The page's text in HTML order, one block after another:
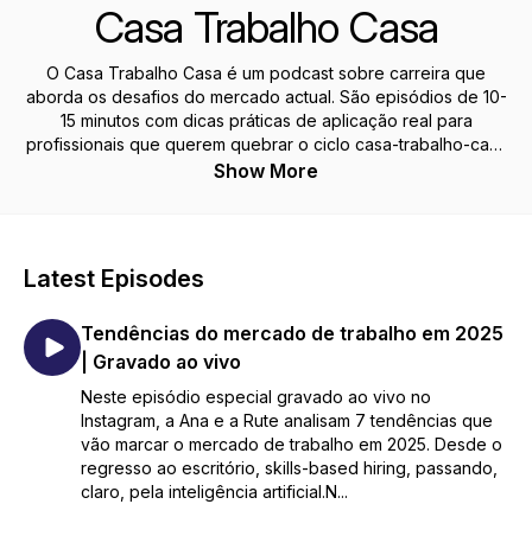
Casa Trabalho Casa
O Casa Trabalho Casa é um podcast sobre carreira que
aborda os desafios do mercado actual. São episódios de 10-
15 minutos com dicas práticas de aplicação real para
profissionais que querem quebrar o ciclo casa-trabalho-casa
e construir um percurso de sucesso equilibrado.
Show More
Latest Episodes
Tendências do mercado de trabalho em 2025
| Gravado ao vivo
Neste episódio especial gravado ao vivo no
Instagram, a Ana e a Rute analisam 7 tendências que
vão marcar o mercado de trabalho em 2025. Desde o
regresso ao escritório, skills-based hiring, passando,
claro, pela inteligência artificial.N...